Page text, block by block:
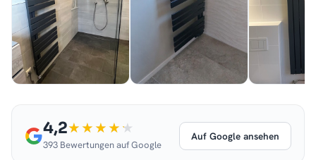
4,2
393 Bewertungen auf Google
Auf Google ansehen